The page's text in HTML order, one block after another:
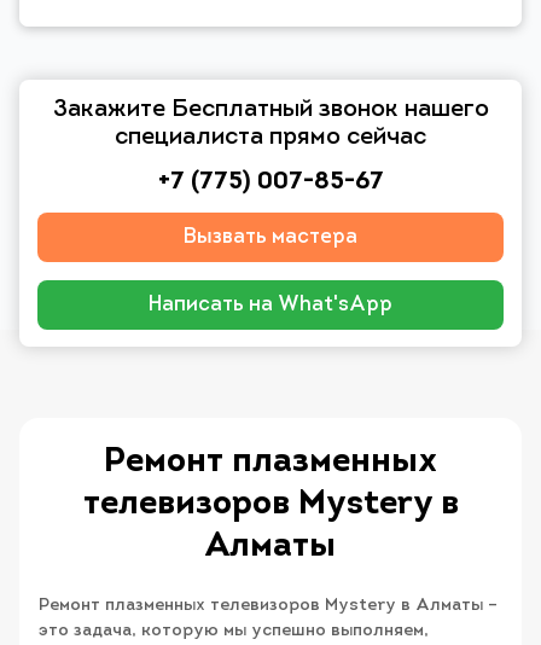
Закажите Бесплатный звонок нашего
специалиста прямо сейчас
+7 (775) 007-85-67
Вызвать мастера
Написать на What'sApp
Ремонт плазменных
телевизоров Mystery в
Алматы
Ремонт плазменных телевизоров Mystery в Алматы –
это задача, которую мы успешно выполняем,